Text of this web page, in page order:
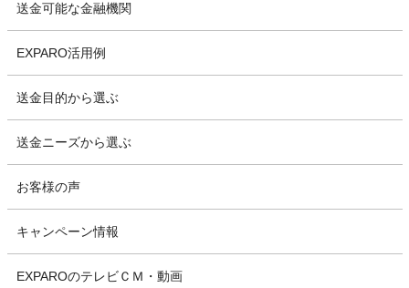
送金可能な金融機関
EXPARO活用例
送金目的から選ぶ
送金ニーズから選ぶ
お客様の声
キャンペーン情報
EXPAROのテレビＣＭ・動画